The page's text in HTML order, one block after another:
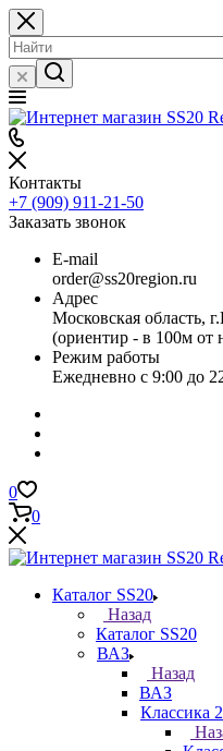
Контакты
+7 (909) 911-21-50
Заказать звонок
E-mail
order@ss20region.ru
Адрес
Московская область,
(ориентир - в 100м
Режим работы
Ежедневно с 9:00 до
0
0
Каталог SS20
Назад
Каталог SS20
ВАЗ
Назад
ВАЗ
Классика